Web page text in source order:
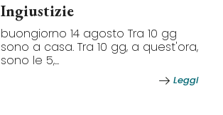
Ingiustizie
buongiorno 14 agosto Tra 10 gg
sono a casa. Tra 10 gg, a quest'ora,
sono le 5,...
Leggi